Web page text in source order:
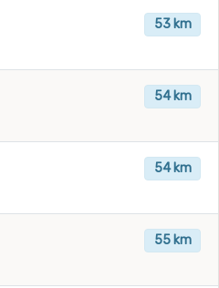
53 km
54 km
54 km
55 km